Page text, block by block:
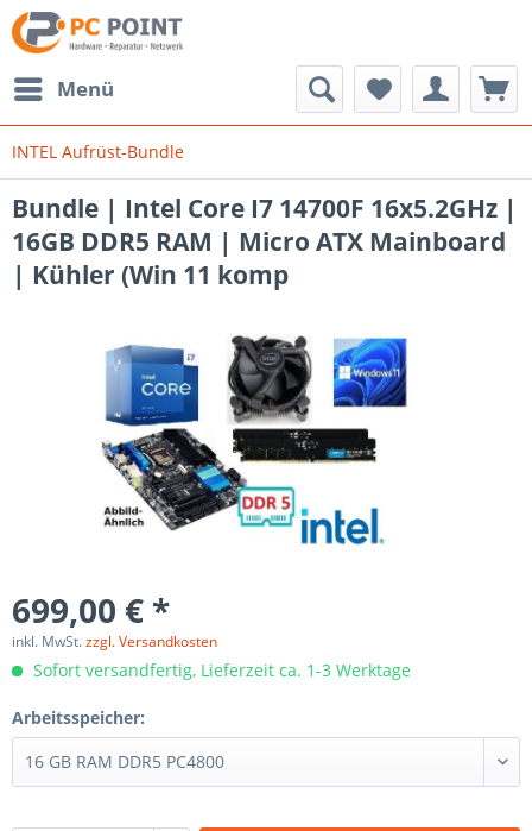
Menü
INTEL Aufrüst-Bundle
Bundle | Intel Core I7 14700F 16x5.2GHz |
16GB DDR5 RAM | Micro ATX Mainboard
| Kühler (Win 11 komp
699,00 € *
inkl. MwSt.zzgl. Versandkosten
Sofort versandfertig, Lieferzeit ca. 1-3 Werktage
Arbeitsspeicher: